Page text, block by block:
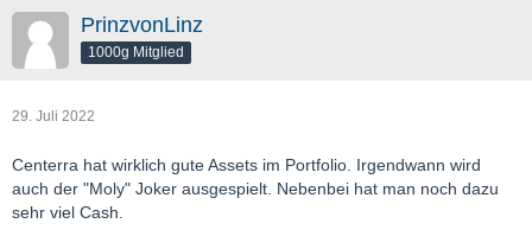
PrinzvonLinz
1000g Mitglied
29. Juli 2022
Centerra hat wirklich gute Assets im Portfolio. Irgendwann wird
auch der "Moly" Joker ausgespielt. Nebenbei hat man noch dazu
sehr viel Cash.